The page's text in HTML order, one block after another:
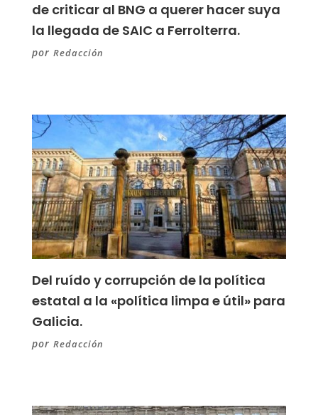
de criticar al BNG a querer hacer suya
la llegada de SAIC a Ferrolterra.
por Redacción
Del ruído y corrupción de la política
estatal a la «política limpa e útil» para
Galicia.
por Redacción